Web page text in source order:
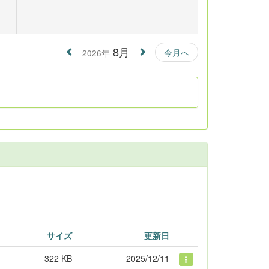
2026年 8月 今月へ
サイズ
更新日
322 KB
2025/12/11